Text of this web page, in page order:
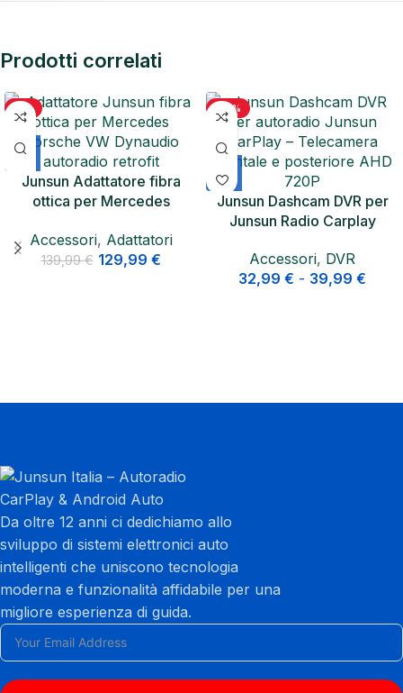
Prodotti correlati
-7%
Junsun Adattatore fibra
ottica per Mercedes
autoradio retrofit
Accessori, Adattatori
139,99€ 129,99 €
-20%
Junsun Dashcam DVR per
Junsun Radio Carplay
Accessori, DVR
32,99 € - 39,99 €
Da oltre 12 anni ci dedichiamo allo
sviluppo di sistemi elettronici auto
intelligenti che uniscono tecnologia
moderna e funzionalità affidabile per una
migliore esperienza di guida.